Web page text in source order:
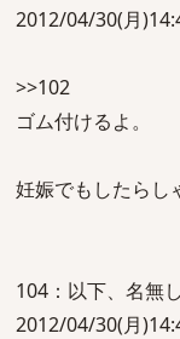
2012/04/30(月
>>102
ゴム付けるよ。
妊娠でもしたらし
104：以下、名無
2012/04/30(月